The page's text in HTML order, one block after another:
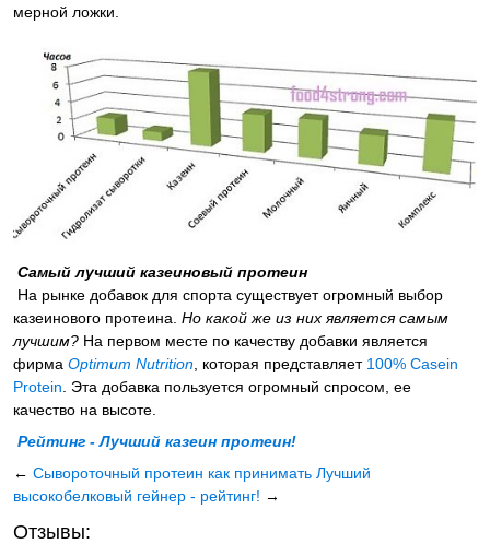
мерной ложки.
Самый лучший казеиновый протеин
На рынке добавок для спорта существует огромный выбор
казеинового протеина. Но какой же из них является самым
лучшим? На первом месте по качеству добавки является
фирма Optimum Nutrition, которая представляет 100% Casein
Protein. Эта добавка пользуется огромный спросом, ее
качество на высоте.
Рейтинг - Лучший казеин протеин!
← Сывороточный протеин как принимать Лучший
высокобелковый гейнер - рейтинг! →
Отзывы: